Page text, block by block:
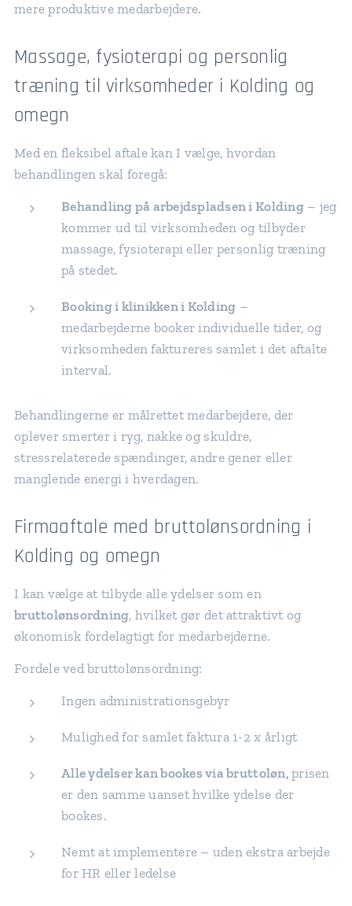
mere produktive medarbejdere.
Massage, fysioterapi og personlig
træning til virksomheder i Kolding og
omegn
Med en fleksibel aftale kan I vælge, hvordan
behandlingen skal foregå:
Behandling på arbejdspladsen i Kolding– jeg
kommer ud til virksomheden og tilbyder
massage, fysioterapi eller personlig træning
på stedet.
Booking i klinikken i Kolding –
medarbejderne booker individuelle tider, og
virksomheden faktureres samlet i det aftalte
interval.
Behandlingerne er målrettet medarbejdere, der
oplever smerter i ryg, nakke og skuldre,
stressrelaterede spændinger, andre gener eller
manglende energi i hverdagen.
Firmaaftale med bruttolønsordning i
Kolding og omegn
I kan vælge at tilbyde alle ydelser som en
bruttolønsordning, hvilket gør det attraktivt og
økonomisk fordelagtigt for medarbejderne.
Fordele ved bruttolønsordning:
Ingen administrationsgebyr
Mulighed for samlet faktura 1-2 x årligt
Alle ydelser kan bookes via bruttoløn,prisen
er den samme uanset hvilke ydelse der
bookes.
Nemt at implementere – uden ekstra arbejde
for HR eller ledelse